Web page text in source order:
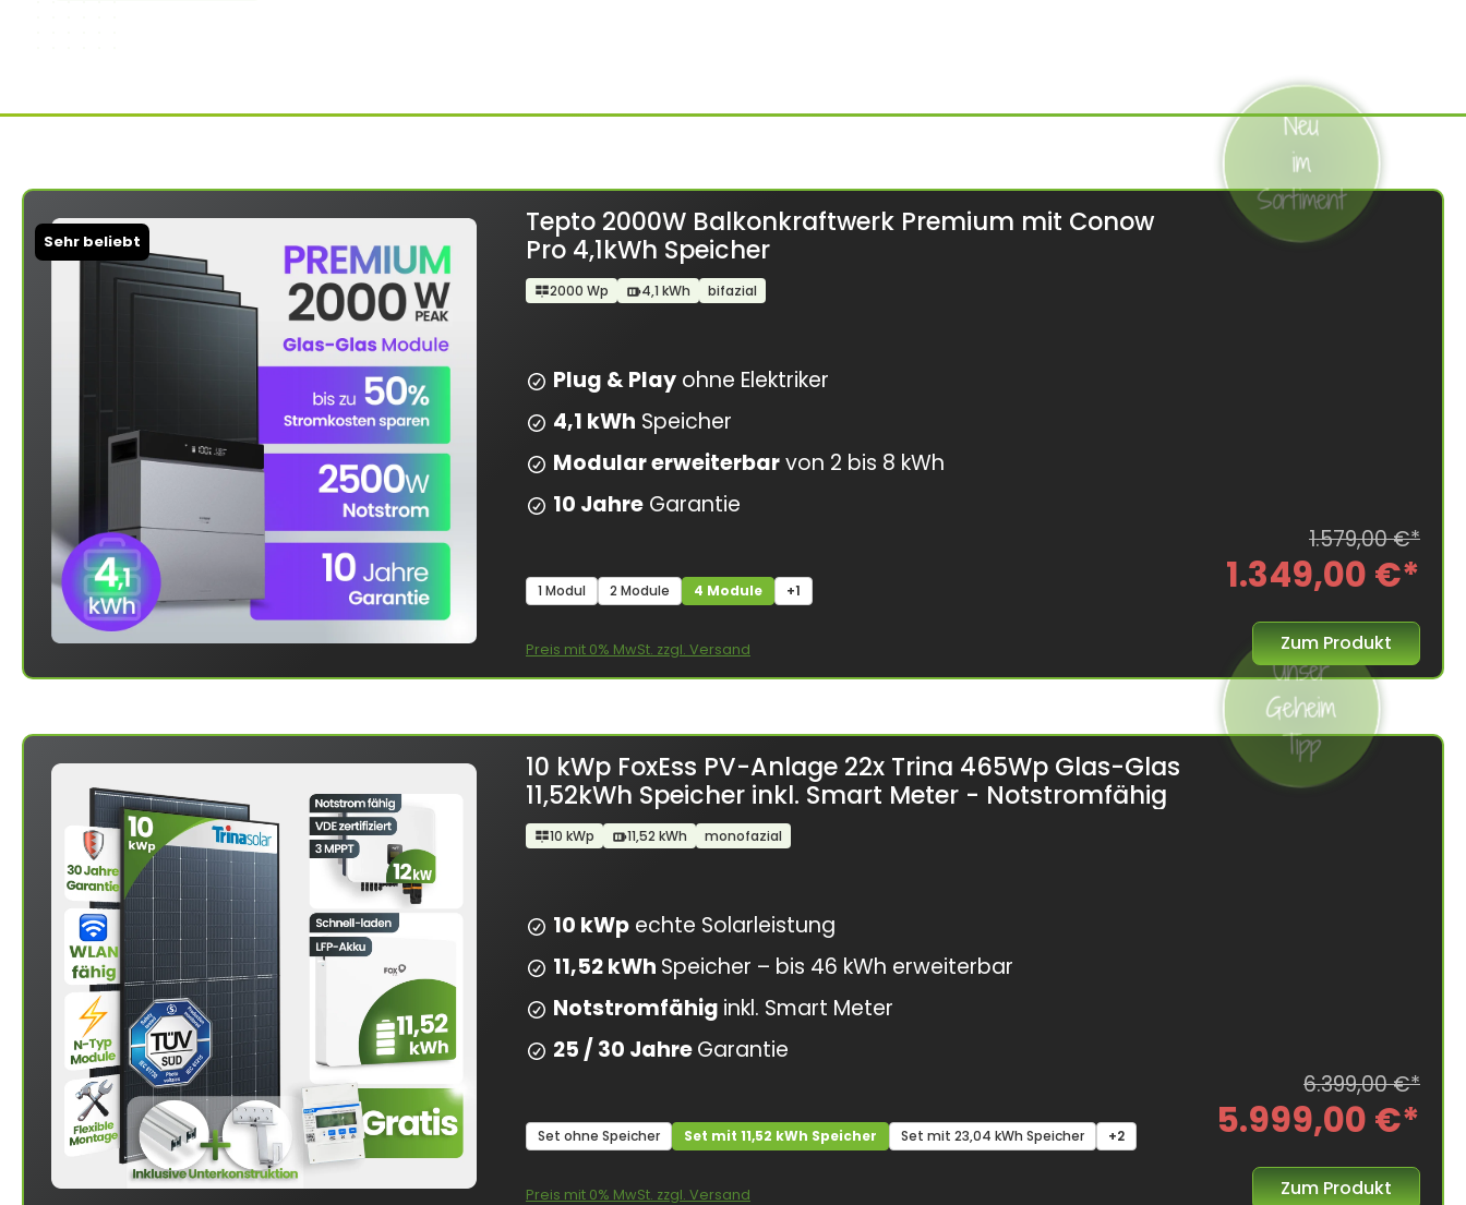
Sehr beliebt
Tepto 2000W Balkonkraftwerk Premium mit Conow
Pro 4,1kWh Speicher
2000 Wp 4,1 kWh bifazial
1 Modul 2 Module 4 Module +1 1.349,00 €*
1.579,00 €*
Preis mit 0% MwSt. zzgl. Versand Zum Produkt
Neu
im
Sortiment
Plug & Play ohne Elektriker
4,1 kWh Speicher
Modular erweiterbarvon 2 bis 8 kWh
10 Jahre Garantie
10 kWp FoxEss PV-Anlage 22x Trina 465Wp Glas-Glas
11,52kWh Speicher inkl. Smart Meter - Notstromfähig
10 kWp 11,52 kWh monofazial
Set ohne Speicher Set mit 11,52 kWh Speicher Set mit 23,04 kWh Speicher +2 5.999,00 €*
6.399,00 €*
Preis mit 0% MwSt. zzgl. Versand Zum Produkt
Unser
Geheim
Tipp
10 kWp echte Solarleistung
11,52 kWh Speicher – bis 46 kWh erweiterbar
Notstromfähig inkl. Smart Meter
25 / 30 JahreGarantie